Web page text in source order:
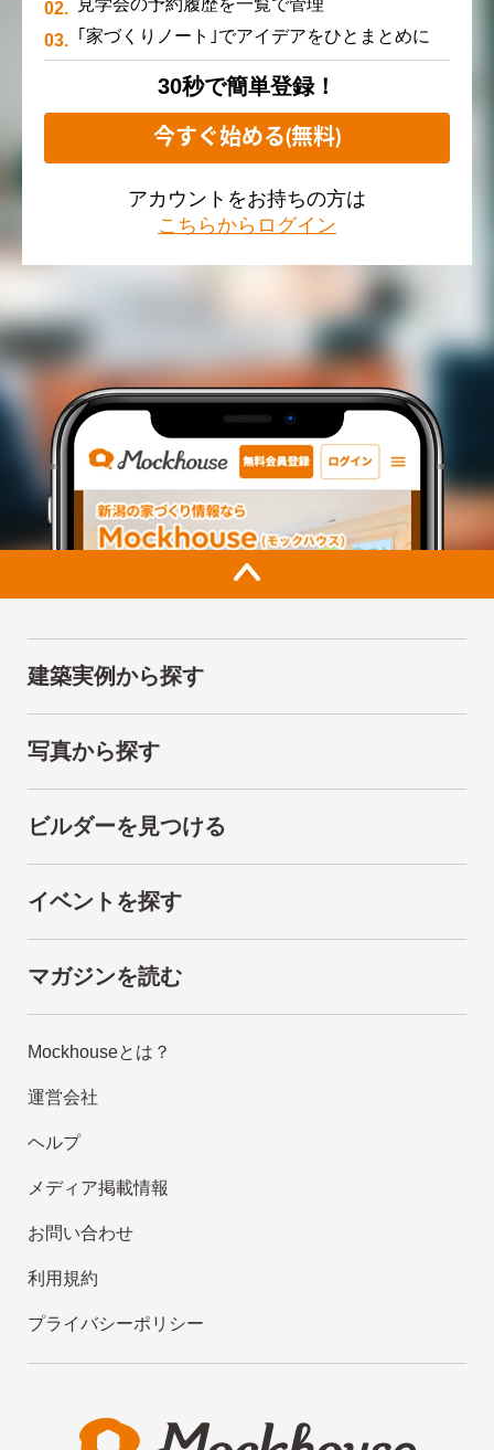
見学会の予約履歴を一覧で管理
｢家づくりノート｣でアイデアをひとまとめに
30秒で簡単登録！
今すぐ始める(無料)
アカウントをお持ちの方は
こちらからログイン
建築実例から探す
写真から探す
ビルダーを見つける
イベントを探す
マガジンを読む
Mockhouseとは？
運営会社
ヘルプ
メディア掲載情報
お問い合わせ
利用規約
プライバシーポリシー